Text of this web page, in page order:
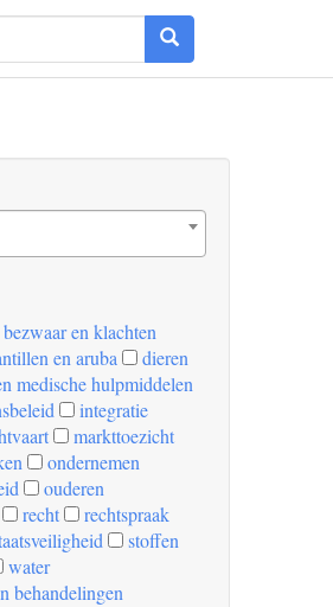
bezwaar en klachten
en aruba
dieren
medische hulpmiddelen
integratie
markttoezicht
ondernemen
ouderen
recht
rechtspraak
stoffen
water
behandelingen